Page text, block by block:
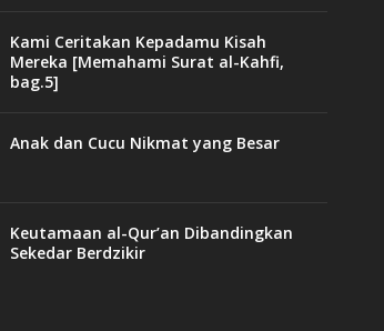
Kami Ceritakan Kepadamu Kisah
Mereka [Memahami Surat al-Kahfi,
bag.5]
Anak dan Cucu Nikmat yang Besar
Keutamaan al-Qur’an Dibandingkan
Sekedar Berdzikir